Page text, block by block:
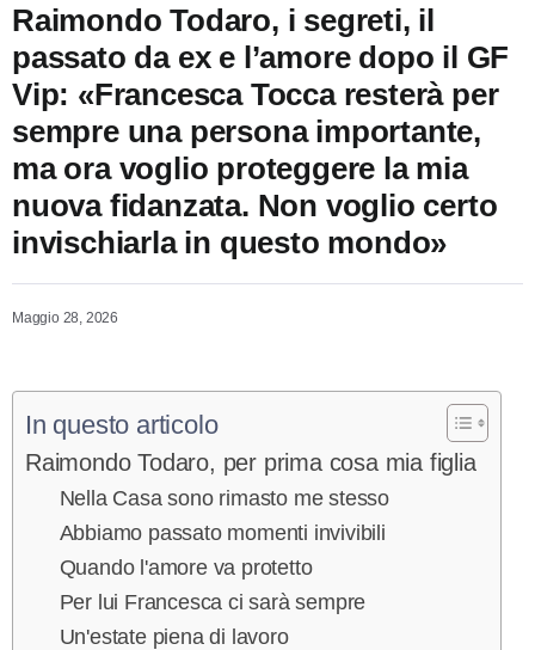
Raimondo Todaro, i segreti, il
passato da ex e l’amore dopo il GF
Vip: «Francesca Tocca resterà per
sempre una persona importante,
ma ora voglio proteggere la mia
nuova fidanzata. Non voglio certo
invischiarla in questo mondo»
Maggio 28, 2026
In questo articolo
Raimondo Todaro, per prima cosa mia figlia
Nella Casa sono rimasto me stesso
Abbiamo passato momenti invivibili
Quando l'amore va protetto
Per lui Francesca ci sarà sempre
Un'estate piena di lavoro